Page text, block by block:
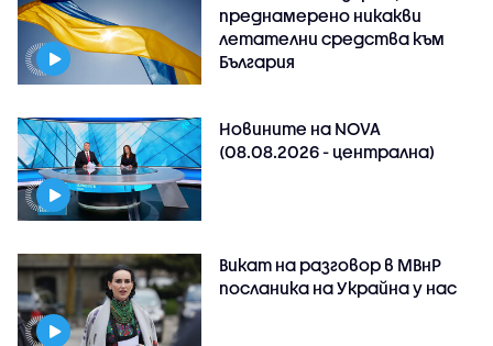
преднамерено никакви
летателни средства към
България
Новините на NOVA
(08.08.2026 - централна)
Викат на разговор в МВнР
посланика на Украйна у нас